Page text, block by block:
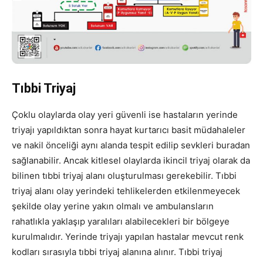
Tıbbi Triyaj
Çoklu olaylarda olay yeri güvenli ise hastaların yerinde
triyajı yapıldıktan sonra hayat kurtarıcı basit müdahaleler
ve nakil önceliği aynı alanda tespit edilip sevkleri buradan
sağlanabilir. Ancak kitlesel olaylarda ikincil triyaj olarak da
bilinen tıbbi triyaj alanı oluşturulması gerekebilir. Tıbbi
triyaj alanı olay yerindeki tehlikelerden etkilenmeyecek
şekilde olay yerine yakın olmalı ve ambulansların
rahatlıkla yaklaşıp yaralıları alabilecekleri bir bölgeye
kurulmalıdır. Yerinde triyajı yapılan hastalar mevcut renk
kodları sırasıyla tıbbi triyaj alanına alınır. Tıbbi triyaj